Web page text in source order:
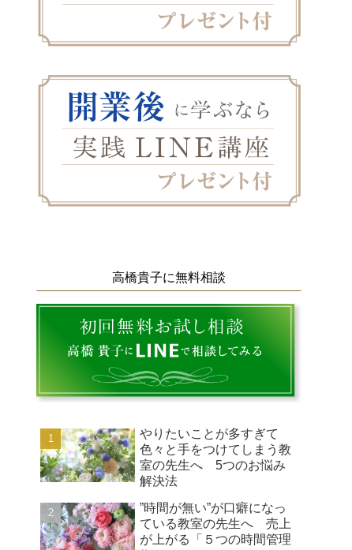
高橋貴子に無料相談
やりたいことが多すぎて
色々と手をつけてしまう教
室の先生へ 5つのお悩み
解決法
”時間が無い”が口癖になっ
ている教室の先生へ 売上
が上がる「５つの時間管理